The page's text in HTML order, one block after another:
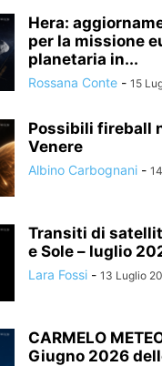
Hera:
per la missione
planetaria in...
Rossana Conte - 15
Possibili fireball
Venere
Albino Carbognani -
Transiti di
e Sole – luglio
Lara Fossi - 13 Luglio
CARMELO
Giugno 2026